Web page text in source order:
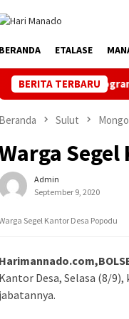
BERANDA ETALASE
BERITA TERBARU
TJSL
Beranda Sulut
Admin
September 9, 2020
Segel Kantor Desa Popodu
Kantor Desa, Selasa (8/
jabatannya.